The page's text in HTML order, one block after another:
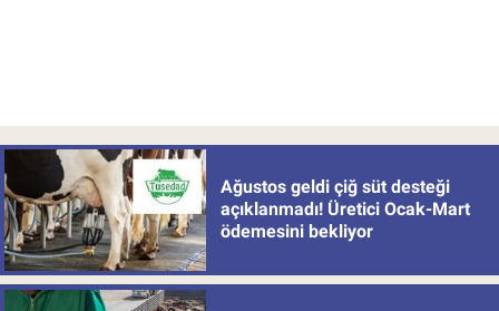
Ağustos geldi çiğ süt desteği
açıklanmadı! Üretici Ocak-Mart
ödemesini bekliyor